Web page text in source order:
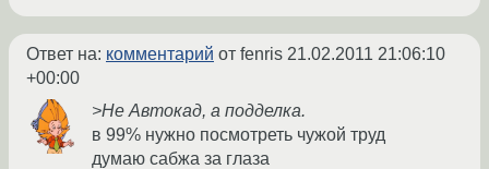
Ответ на: комментарий от fenris 21.02.2011 21:06:10
+00:00
>Не Автокад, а подделка.
в 99% нужно посмотреть чужой труд
думаю сабжа за глаза